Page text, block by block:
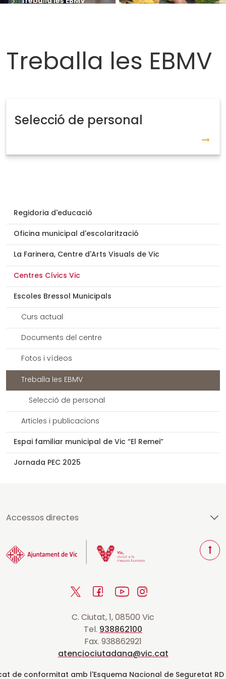
Treballa les EBMV
Selecció de personal
Regidoria d'educació
Oficina municipal d'escolarització
La Farinera, Centre d'Arts Visuals de Vic
Centres Cívics Vic
Escoles Bressol Municipals
Curs actual
Documents del centre
Fotos i vídeos
Treballa les EBMV
Selecció de personal
Articles i publicacions
Espai familiar municipal de Vic “El Remei”
Jornada PEC 2025
Accessos directes
i
t
t
c
e
b
Y
u
t
u
s
a
C. Ciutat, 1, 08500 Vic
Tel. 938862100
Fax. 938862921
atenciociutadana@vic.cat
T